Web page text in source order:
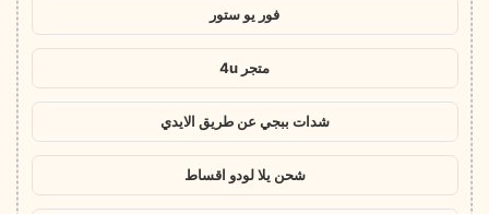
فور يو ستور
متجر 4u
شدات ببجي عن طريق الايدي
شحن يلا لودو اقساط